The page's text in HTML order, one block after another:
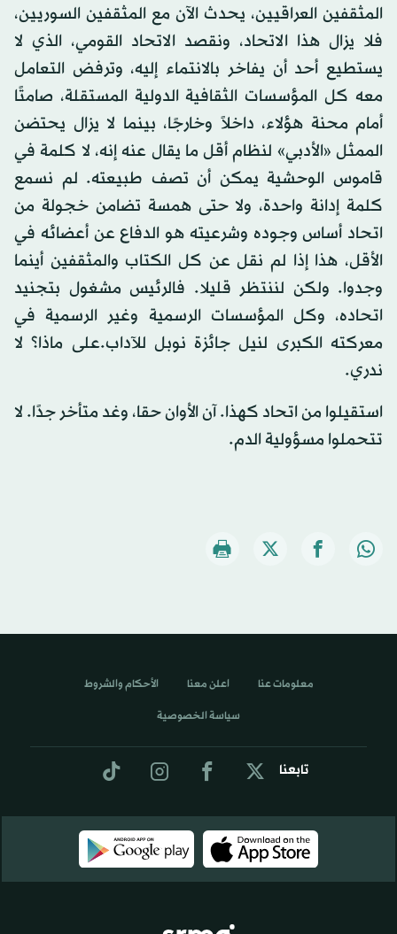
المثقفين العراقيين، يحدث الآن مع المثقفين السوريين،
فلا يزال هذا الاتحاد، ونقصد الاتحاد القومي، الذي لا
يستطيع أحد أن يفاخر بالانتماء إليه، وترفض التعامل
معه كل المؤسسات الثقافية الدولية المستقلة، صامتًا
أمام محنة هؤلاء، داخلاً وخارجًا، بينما لا يزال يحتضن
الممثل «الأدبي» لنظام أقل ما يقال عنه إنه، لا كلمة في
قاموس الوحشية يمكن أن تصف طبيعته. لم نسمع
كلمة إدانة واحدة، ولا حتى همسة تضامن خجولة من
اتحاد أساس وجوده وشرعيته هو الدفاع عن أعضائه في
الأقل، هذا إذا لم نقل عن كل الكتاب والمثقفين أينما
وجدوا. ولكن لننتظر قليلا. فالرئيس مشغول بتجنيد
اتحاده، وكل المؤسسات الرسمية وغير الرسمية في
معركته الكبرى لنيل جائزة نوبل للآداب.على ماذا؟ لا
ندري.
استقيلوا من اتحاد كهذا. آن الأوان حقا، وغد متأخر جدًا. لا
تتحملوا مسؤولية الدم.
تابعنا
معلومات عنا اعلن معنا الأحكام والشروط
سياسة الخصوصية